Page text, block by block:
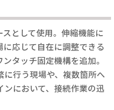
として使用。伸縮機能に
応じて自在に調整できる
タッチ固定機構を追加。
行う現場や、複数箇所へ
において、接続作業の迅